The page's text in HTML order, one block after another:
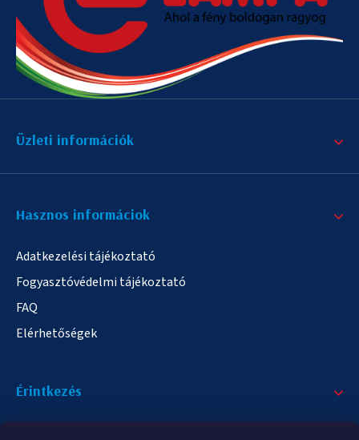
Üzleti információk
Hasznos informáciok
Adatkezelési tájékoztató
Fogyasztóvédelmi tájékoztató
FAQ
Elérhetőségek
Érintkezés